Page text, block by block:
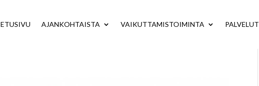
ETUSIVU AJANKOHTAISTA VAIKUTTAMISTOIMINTA PALVELUT